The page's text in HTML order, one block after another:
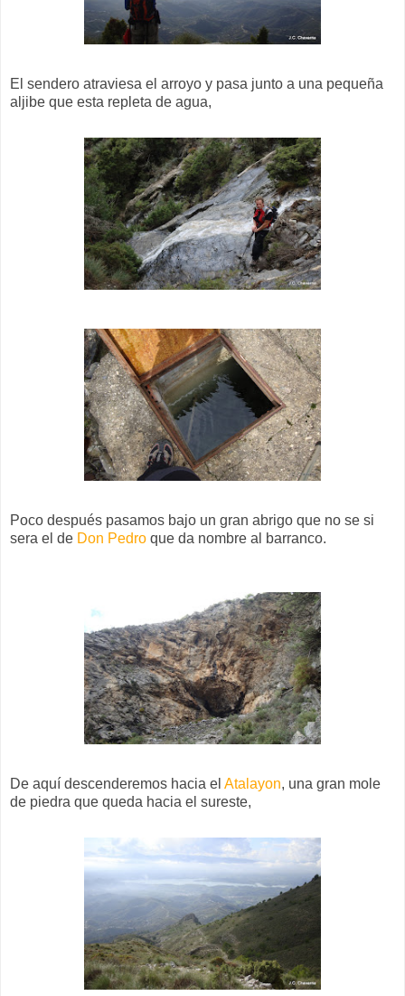
El sendero atraviesa el arroyo y pasa junto a una pequeña
aljibe que esta repleta de agua,
Poco después pasamos bajo un gran abrigo que no se si
sera el de Don Pedro que da nombre al barranco.
De aquí descenderemos hacia el Atalayon, una gran mole
de piedra que queda hacia el sureste,